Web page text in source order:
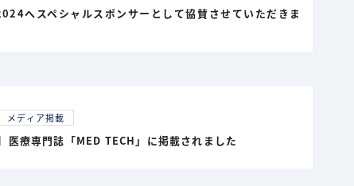
へスペシャルスポンサーとして協賛させていただきま
メディア掲載
医療専門誌「MED TECH」に掲載されました